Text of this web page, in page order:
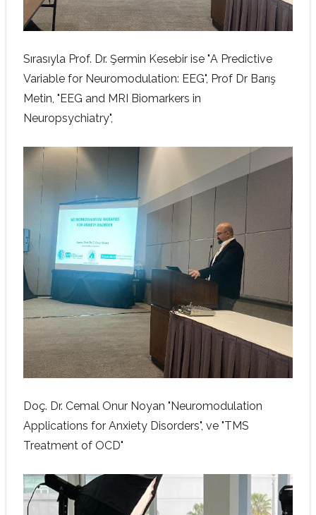
Sırasıyla Prof. Dr. Şermin Kesebir ise "A Predictive
Variable for Neuromodulation: EEG", Prof Dr Barış
Metin , "EEG and MRI Biomarkers in
Neuropsychiatry",
Doç. Dr. Cemal Onur Noyan "Neuromodulation
Applications for Anxiety Disorders", ve "TMS
Treatment of OCD"